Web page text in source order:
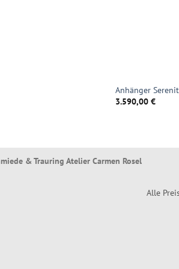
Anhänger
3.590,00 €
& Trauring Atelier Carmen Rosel
Alle